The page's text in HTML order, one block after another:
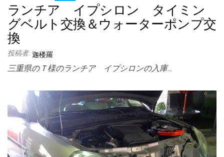
ランチア イプシロン タイミン
グベルト交換＆ウォーターポンプ交
換
投稿者: 迦楼羅
三重県のＴ様のランチア イプシロンの入庫…